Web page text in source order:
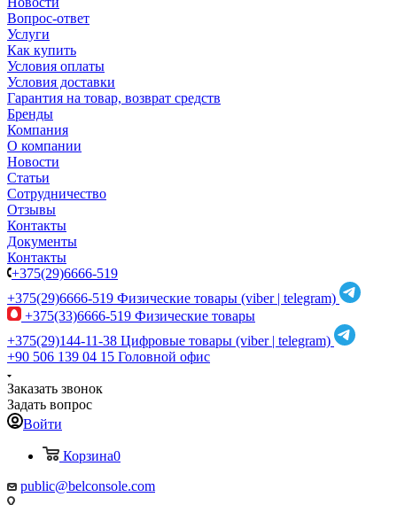
Вопрос-ответ
Услуги
Как купить
Условия оплаты
Условия доставки
Гарантия на товар, возврат средств
Бренды
Компания
О компании
Новости
Статьи
Сотрудничество
Отзывы
Контакты
Документы
Контакты
+375(29)6666-519
+375(29)6666-519 Физические товары (viber | telegram)
+375(33)6666-519 Физические товары
+375(29)144-11-38 Цифровые товары (viber | telegram)
+90 506 139 04 15 Головной офис
Заказать звонок
Задать вопрос
Войти
Корзина0
public@belconsole.com